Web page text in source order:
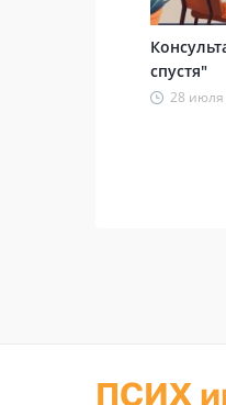
спустя"
28 июля
ПСИХ